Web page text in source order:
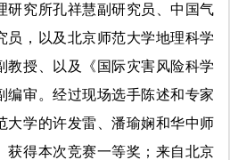
研究所孔祥慧副研究员、中国气
员，以及北京师范大学地理科学
教授、以及《国际灾害风险科学
编审。经过现场选手陈述和专家
大学的许发雷、潘瑜娴和华中师
获得本次竞赛一等奖；来自北京